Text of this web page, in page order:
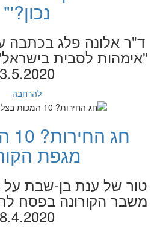
נכון?'"
ד"ר אלונה פלג
3.5.2020
להרחבה
חג
מגפת
טור של ענת בן-שבת
משבר הקורונה בפסח
8.4.2020